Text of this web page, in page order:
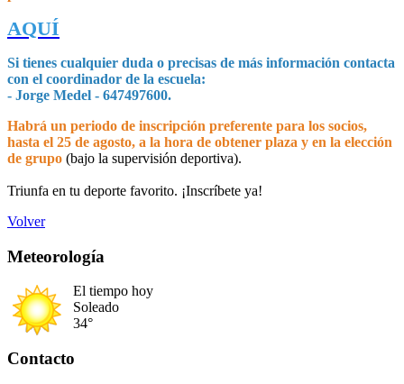
AQUÍ
Si tienes cualquier duda o precisas de más información contacta
con el coordinador de la escuela:
- Jorge Medel - 647497600.
Habrá un periodo de inscripción preferente para los socios,
hasta el 25 de agosto, a la hora de obtener plaza y en la elección
de grupo (bajo la supervisión deportiva).
Triunfa en tu deporte favorito. ¡Inscríbete ya!
Volver
Meteorología
El tiempo hoy
Soleado
34°
Contacto